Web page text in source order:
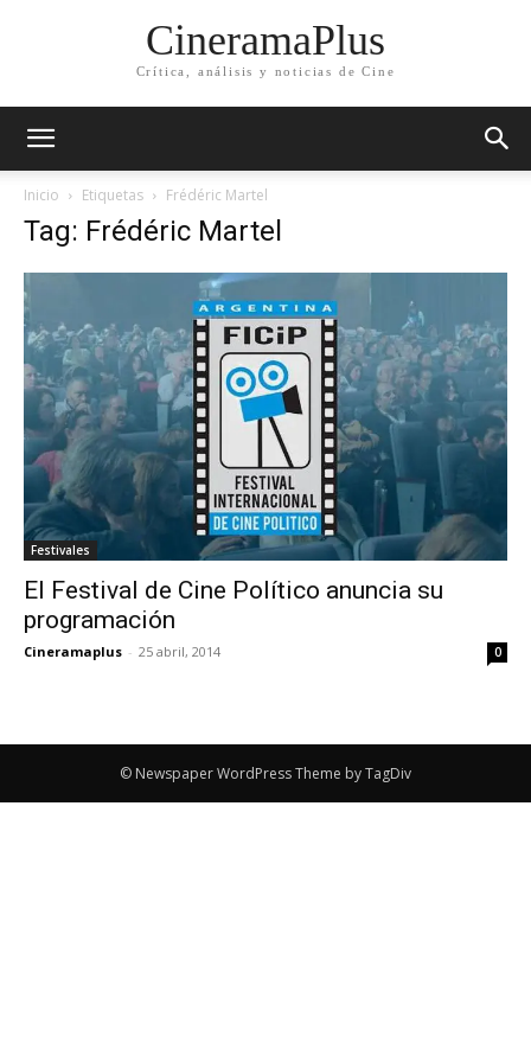
CineramaPlus
Crítica, análisis y noticias de Cine
Inicio Etiquetas Frédéric Martel
Tag: Frédéric Martel
Festivales
El Festival de Cine Político anuncia su
programación
Cineramaplus - 25 abril, 2014 0
© Newspaper WordPress Theme by TagDiv